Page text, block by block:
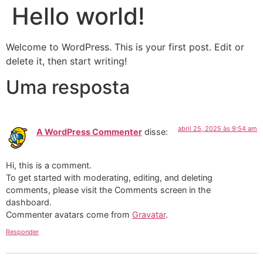
Hello world!
Welcome to WordPress. This is your first post. Edit or
delete it, then start writing!
Uma resposta
A WordPress Commenter disse: abril 25, 2025 às 9:54 am
Hi, this is a comment.
To get started with moderating, editing, and deleting
comments, please visit the Comments screen in the
dashboard.
Commenter avatars come from Gravatar.
Responder